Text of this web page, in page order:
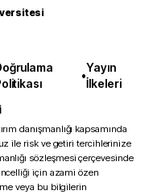
•
Yayın
İlkeleri
danışmanlığı kapsamında
ile risk ve getiri tercihlerinize
sözleşmesi çerçevesinde
için azami özen
veya bu bilgilerin